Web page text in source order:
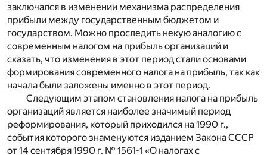
заключался в изменении механизма распределения
прибыли между государственным бюджетом и
государством. Можно проследить некую аналогию с
современным налогом на прибыль организаций и
сказать, что изменения в этот период стали основами
формирования современного налога на прибыль, так как
начала были заложены именно в этот период.
Следующим этапом становления налога на прибыль
организаций является наиболее значимый период
реформирования, который приходился на 1990 г.,
события которого знаменуются изданием Закона СССР
от 14 сентября 1990 г. № 1561-1 «О налогах с